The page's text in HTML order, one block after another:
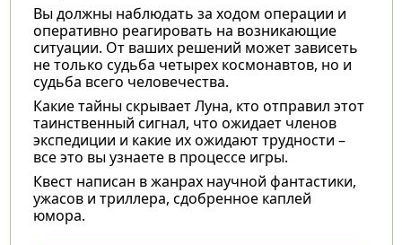
Вы должны наблюдать за ходом операции и
оперативно реагировать на возникающие
ситуации. От ваших решений может зависеть
не только судьба четырех космонавтов, но и
судьба всего человечества.
Какие тайны скрывает Луна, кто отправил этот
таинственный сигнал, что ожидает членов
экспедиции и какие их ожидают трудности –
все это вы узнаете в процессе игры.
Квест написан в жанрах научной фантастики,
ужасов и триллера, сдобренное каплей
юмора.